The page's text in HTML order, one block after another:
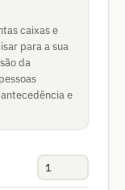
caixas e
para a sua
da
e